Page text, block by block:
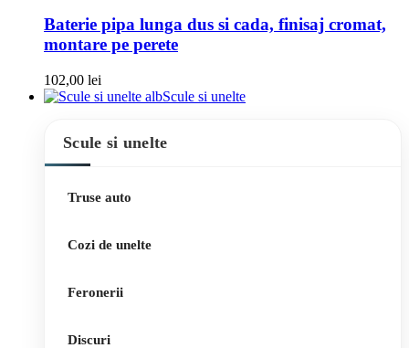
Baterie pipa lunga dus si cada, finisaj cromat,
montare pe perete
102,00 lei
Scule si unelte
Scule si unelte
Truse auto
Cozi de unelte
Feronerii
Discuri